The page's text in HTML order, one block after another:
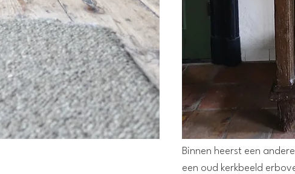
Binnen heerst een
een oud kerkbeeld